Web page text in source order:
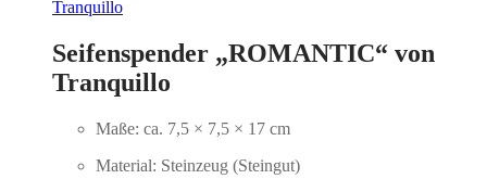
Tranquillo
Seifenspender „ROMANTIC“ von
Tranquillo
Maße: ca. 7,5 × 7,5 × 17 cm
Material: Steinzeug (Steingut)